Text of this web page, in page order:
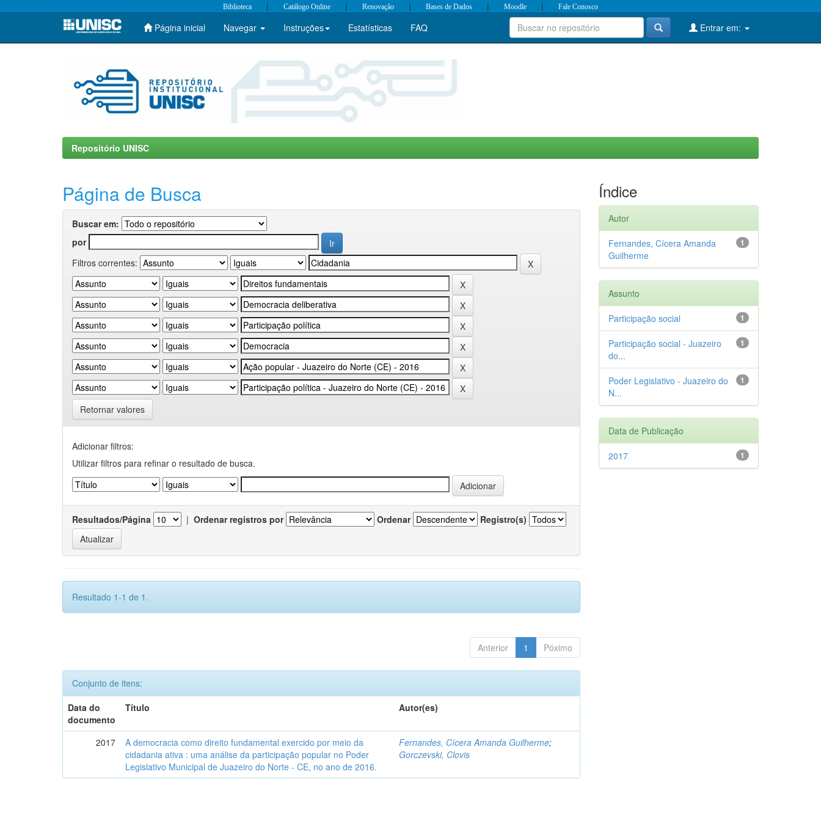
Skip
Biblioteca | Catálogo Online | Renovação | Bases de Dados | Moodle | Fale Conosco
Página inicial Navegar Instruções Estatísticas FAQ Entrar em:
Repositório UNISC
Página de Busca
Buscar em:
por
Filtros correntes:
Retornar valores
Adicionar filtros:
Utilizar filtros para refinar o resultado de busca.
Resultados/Página | Ordenar registros por Ordenar Registro(s)
Resultado 1-1 de 1.
Anterior 1 Póximo
Conjunto de itens:
Data do
documento
Título Autor(es)
2017
A democracia como direito fundamental exercido por meio da
cidadania ativa : uma análise da participação popular no Poder
Legislativo Municipal de Juazeiro do Norte - CE, no ano de 2016.
Fernandes, Cícera Amanda Guilherme;
Gorczevski, Clovis
Índice
Autor
1
Fernandes, Cícera Amanda
Guilherme
Assunto
1
Participação social
1
Participação social - Juazeiro
do...
1
Poder Legislativo - Juazeiro do
N...
Data de Publicação
1
2017